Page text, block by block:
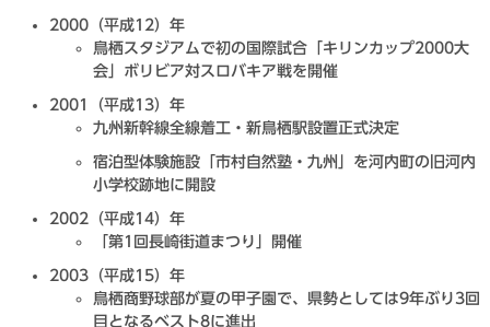
2000（平成12）年
鳥栖スタジアムで初の国際試合「キリンカップ2000大
会」ボリビア対スロバキア戦を開催
2001（平成13）年
九州新幹線全線着工・新鳥栖駅設置正式決定
宿泊型体験施設「市村自然塾・九州」を河内町の旧河内
小学校跡地に開設
2002（平成14）年
「第1回長崎街道まつり」開催
2003（平成15）年
鳥栖商野球部が夏の甲子園で、県勢としては9年ぶり3回
目となるベスト8に進出